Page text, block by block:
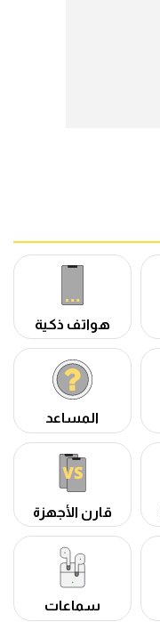
هواتف ذكية
المساعد
قارن الأجهزة
سماعات